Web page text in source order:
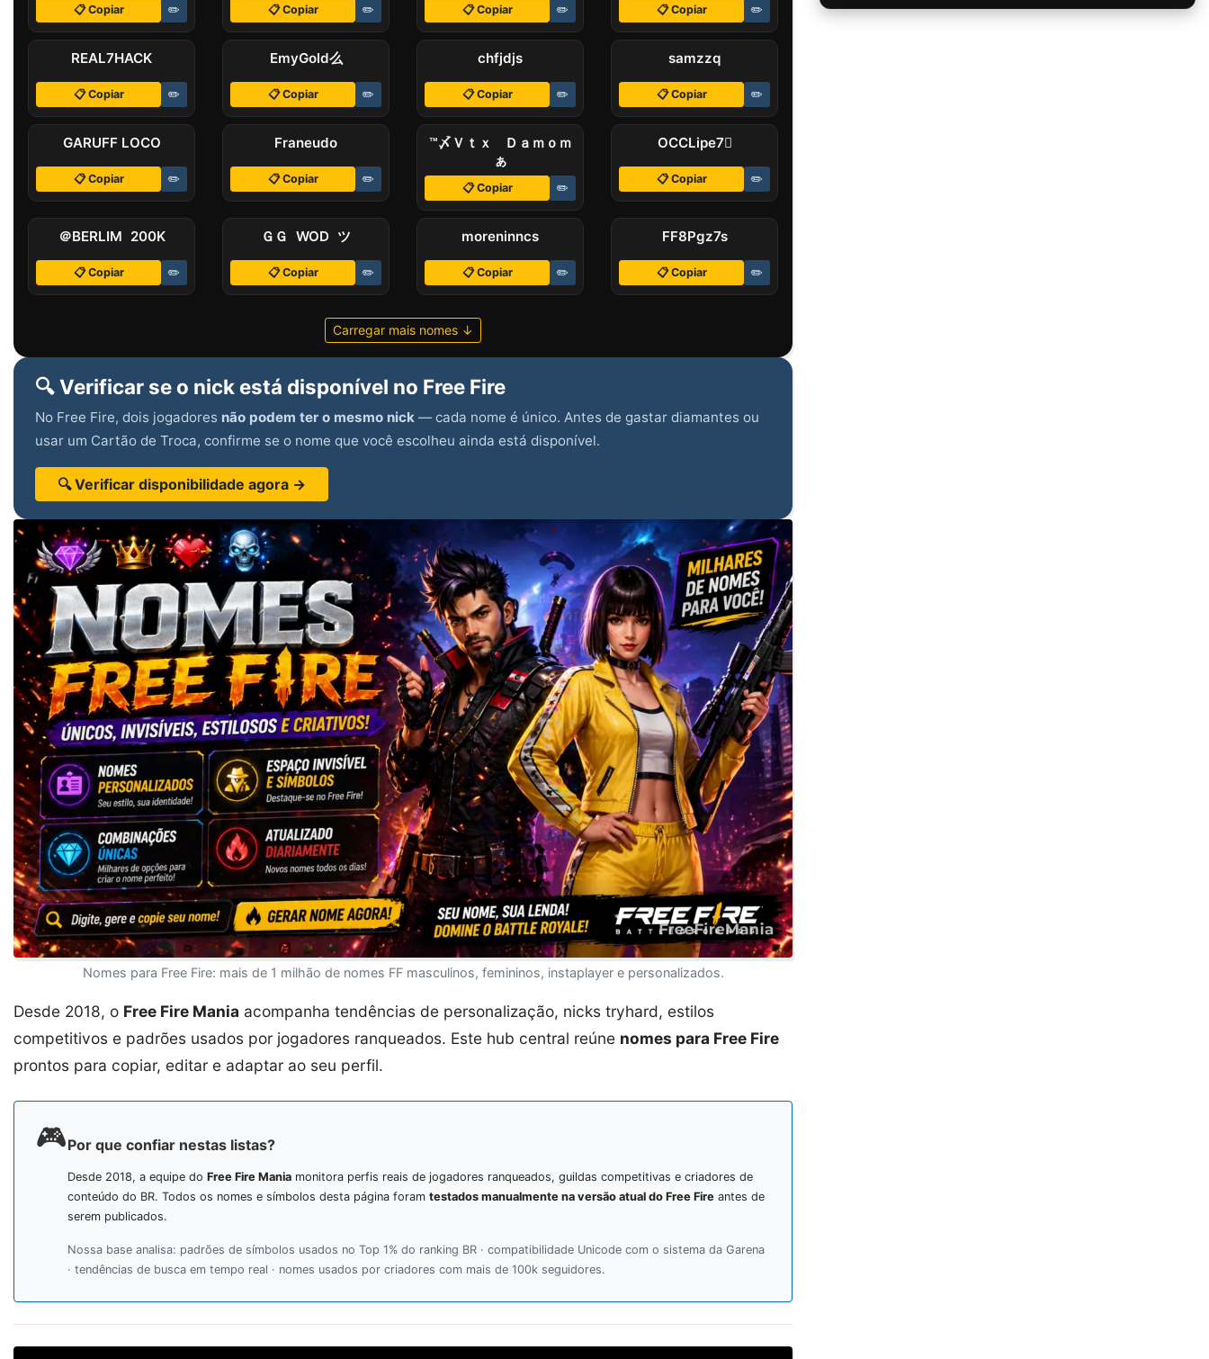
📋 Copiar ✏️ 📋 Copiar ✏️ 📋 Copiar ✏️ 📋 Copiar ✏️
REAL7ㅤHACK
📋 Copiar ✏️
EmyGoldㅤ么
📋 Copiar ✏️
chfjdjs
📋 Copiar ✏️
ㅤsamzzqㅤ
📋 Copiar ✏️
GARUFF LOCO
📋 Copiar ✏️
Franeudoㅤㅤ
📋 Copiar ✏️
™〆ＶｔｘﾠＤａｍｏｍ
ぁ
📋 Copiar ✏️
OCCㅤLipe7ㅤ
📋 Copiar ✏️
＠BERLIM 200K
📋 Copiar ✏️
ＧＧ WOD ツㅤ
📋 Copiar ✏️
ㅤmoreninncs
📋 Copiar ✏️
FF8ㅤPgz7s
📋 Copiar ✏️
Carregar mais nomes ↓
🔍 Verificar se o nick está disponível no Free Fire
No Free Fire, dois jogadores não podem ter o mesmo nick — cada nome é único. Antes de gastar diamantes ou
usar um Cartão de Troca, confirme se o nome que você escolheu ainda está disponível.
🔍 Verificar disponibilidade agora →
Nomes para Free Fire: mais de 1 milhão de nomes FF masculinos, femininos, instaplayer e personalizados.
Desde 2018, o Free Fire Mania acompanha tendências de personalização, nicks tryhard, estilos
competitivos e padrões usados por jogadores ranqueados. Este hub central reúne nomes para Free Fire
prontos para copiar, editar e adaptar ao seu perfil.
🎮Por que confiar nestas listas?
Desde 2018, a equipe do Free Fire Mania monitora perfis reais de jogadores ranqueados, guildas competitivas e criadores de
conteúdo do BR. Todos os nomes e símbolos desta página foram testados manualmente na versão atual do Free Fire antes de
serem publicados.
Nossa base analisa: padrões de símbolos usados no Top 1% do ranking BR · compatibilidade Unicode com o sistema da Garena
· tendências de busca em tempo real · nomes usados por criadores com mais de 100k seguidores.